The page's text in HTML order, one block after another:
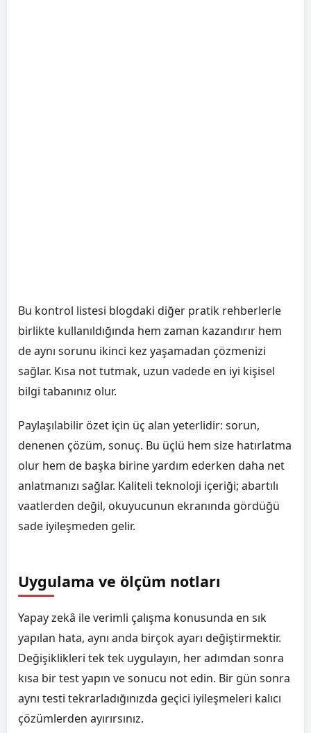
Bu kontrol listesi blogdaki diğer pratik rehberlerle
birlikte kullanıldığında hem zaman kazandırır hem
de aynı sorunu ikinci kez yaşamadan çözmenizi
sağlar. Kısa not tutmak, uzun vadede en iyi kişisel
bilgi tabanınız olur.
Paylaşılabilir özet için üç alan yeterlidir: sorun,
denenen çözüm, sonuç. Bu üçlü hem size hatırlatma
olur hem de başka birine yardım ederken daha net
anlatmanızı sağlar. Kaliteli teknoloji içeriği; abartılı
vaatlerden değil, okuyucunun ekranında gördüğü
sade iyileşmeden gelir.
Uygulama ve ölçüm notları
Yapay zekâ ile verimli çalışma konusunda en sık
yapılan hata, aynı anda birçok ayarı değiştirmektir.
Değişiklikleri tek tek uygulayın, her adımdan sonra
kısa bir test yapın ve sonucu not edin. Bir gün sonra
aynı testi tekrarladığınızda geçici iyileşmeleri kalıcı
çözümlerden ayırırsınız.